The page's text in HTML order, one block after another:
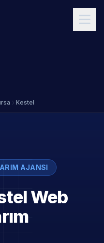
Kestel
AJANSI
Web